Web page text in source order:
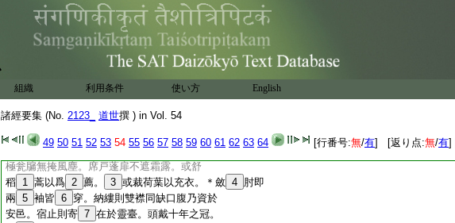
組織 利用条件 使い方 English
諸經要集 (No. 2123_ 道世撰 ) in Vol. 54
49 50 51 52 53 54 55 56 57 58 59 60 61 62 63 64 [行番号:無/有] [返り点:無/有]
已矣歇鄭聲 天然亂周雅
富貴空爭名 寵辱虚相罵
須臾風火燭 幻泡何足把 10 ◎
此有
五縁
述意縁引證縁須達縁貧兒縁
貧女縁
述意縁第一
夫貧富貴賤。並因往業。得失有無。皆由昔行。
故經言。欲知過去因。當觀現在果。欲知未來
極瓮牖無掩風塵。席戸蓬扉不遮霜露。或舒
稻 1 蒿以爲 2 薦。 3 或裁荷葉以充衣。＊斂 4 肘即
兩 5 袖皆 6 穿。納縷則雙襟同缺口腹乃資於
安邑。宿止則寄 7 在於靈臺。頭戴十年之冠。